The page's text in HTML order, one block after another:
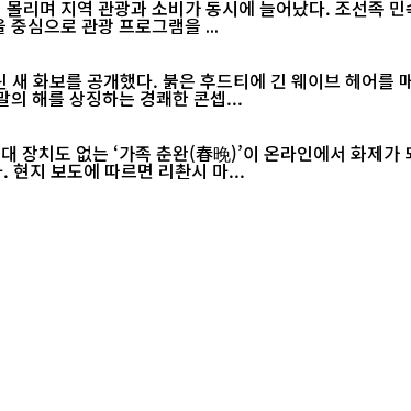
리며 지역 관광과 소비가 동시에 늘어났다. 조선족
을 중심으로 관광 프로그램을 ...
화보를 공개했다. 붉은 후드티에 긴 웨이브 헤어를
의 해를 상징하는 경쾌한 콘셉...
장치도 없는 ‘가족 춘완(春晚)’이 온라인에서 화제
연한 설맞이 공연이 소박한 구성에도 불구하고 큰 울림을 전했다는 평가다. 현지 보도에 따르면 리촨시 마...